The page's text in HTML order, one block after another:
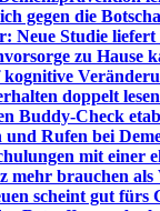
gegen die
Neue Studie
zu Hause
doppelt lesen
Buddy-Check
und Rufen bei
mit einer
mehr brauchen als
scheint gut fürs